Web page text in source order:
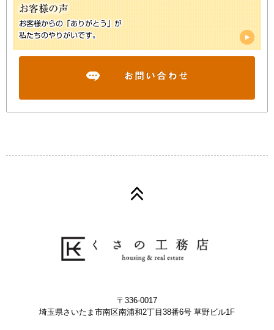
〒336-0017
埼玉県さいたま市南区南浦和2丁目38番6号 草野ビル1F